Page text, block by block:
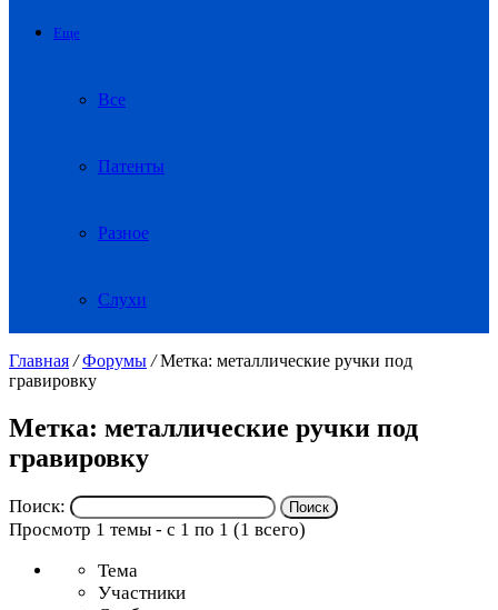
Еще
Все
Патенты
Разное
Слухи
Главная / Форумы / Метка: металлические ручки под
гравировку
Метка: металлические ручки под
гравировку
Поиск:
Просмотр 1 темы - с 1 по 1 (1 всего)
Тема
Участники